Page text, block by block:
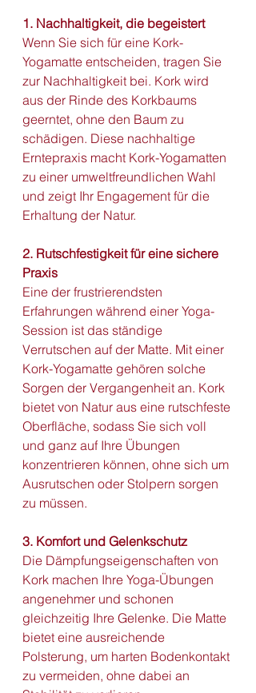
1. Nachhaltigkeit, die begeistert
Wenn Sie sich für eine Kork-
Yogamatte entscheiden, tragen Sie
zur Nachhaltigkeit bei. Kork wird
aus der Rinde des Korkbaums
geerntet, ohne den Baum zu
schädigen. Diese nachhaltige
Erntepraxis macht Kork-Yogamatten
zu einer umweltfreundlichen Wahl
und zeigt Ihr Engagement für die
Erhaltung der Natur.
2. Rutschfestigkeit für eine sichere
Praxis
Eine der frustrierendsten
Erfahrungen während einer Yoga-
Session ist das ständige
Verrutschen auf der Matte. Mit einer
Kork-Yogamatte gehören solche
Sorgen der Vergangenheit an. Kork
bietet von Natur aus eine rutschfeste
Oberfläche, sodass Sie sich voll
und ganz auf Ihre Übungen
konzentrieren können, ohne sich um
Ausrutschen oder Stolpern sorgen
zu müssen.
3. Komfort und Gelenkschutz
Die Dämpfungseigenschaften von
Kork machen Ihre Yoga-Übungen
angenehmer und schonen
gleichzeitig Ihre Gelenke. Die Matte
bietet eine ausreichende
Polsterung, um harten Bodenkontakt
zu vermeiden, ohne dabei an